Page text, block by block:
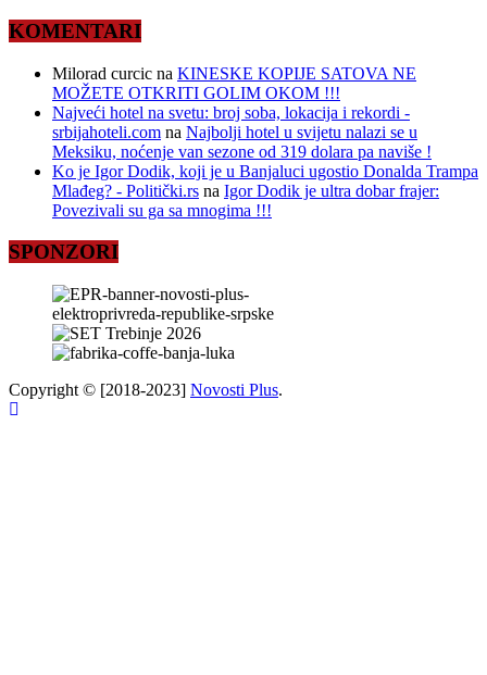
KOMENTARI
Milorad curcic na KINESKE KOPIJE SATOVA NE
MOŽETE OTKRITI GOLIM OKOM !!!
Najveći hotel na svetu: broj soba, lokacija i rekordi -
srbijahoteli.com na Najbolji hotel u svijetu nalazi se u
Meksiku, noćenje van sezone od 319 dolara pa naviše !
Ko je Igor Dodik, koji je u Banjaluci ugostio Donalda Trampa
Mlađeg? - Politički.rs na Igor Dodik je ultra dobar frajer:
Povezivali su ga sa mnogima !!!
SPONZORI
Copyright © [2018-2023] Novosti Plus.